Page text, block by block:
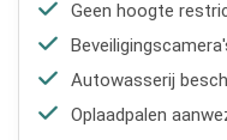
Geen hoogte
Autowasserij
Oplaadpalen